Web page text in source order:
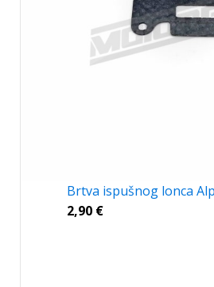
Brtva ispušnog lonca
2,90 €